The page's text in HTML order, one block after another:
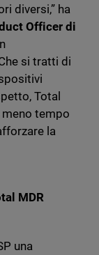
diversi,” ha
Officer di
si tratti di
Total
meno tempo
la
MDR
una